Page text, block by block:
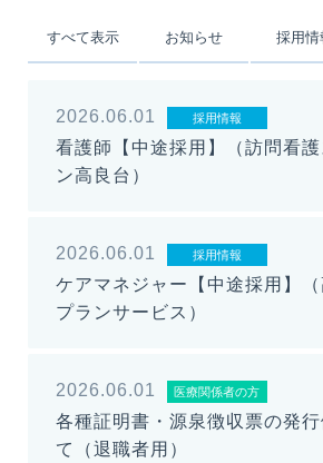
すべて表示 お知らせ 採用情
2026.06.01 採用情報
看護師【中途採用】（訪問看
ン高良台）
2026.06.01 採用情報
ケアマネジャー【中途採用】
プランサービス）
2026.06.01 医療関係者の方
各種証明書・源泉徴収票の発
て（退職者用）